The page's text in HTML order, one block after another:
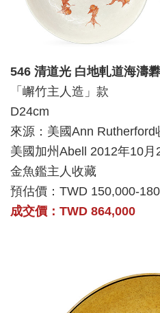
546 清道光 白地軋道海濤
「嶰竹主人造」款
D24cm
來源：美國Ann Rutherford
美國加州Abell 2012年10月
金魚鑑主人收藏
預估價：TWD 150,000-
成交價：TWD 864,000